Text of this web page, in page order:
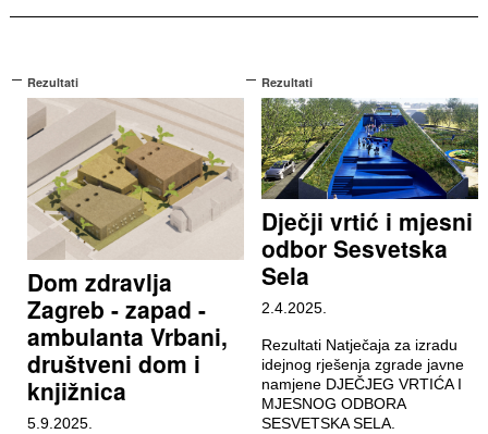
Rezultati
Dom zdravlja
Zagreb - zapad -
ambulanta Vrbani,
društveni dom i
knjižnica
5.9.2025.
Rezultati
Dječji vrtić i mjesni
odbor Sesvetska
Sela
2.4.2025.
Rezultati Natječaja za izradu
idejnog rješenja zgrade javne
namjene DJEČJEG VRTIĆA I
MJESNOG ODBORA
SESVETSKA SELA.